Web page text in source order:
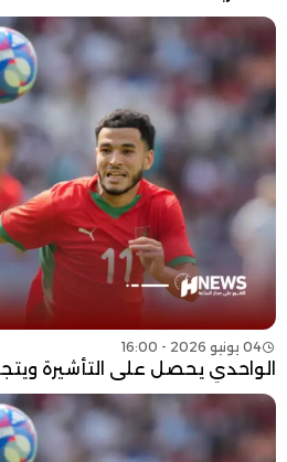
04 يونيو 2026 - 16:00
الواحدي يحصل على التأشيرة